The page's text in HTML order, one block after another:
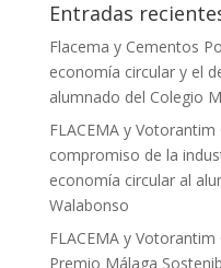
Entradas
Flacema y Cementos
economía circular y el
alumnado del Colegio
FLACEMA y
compromiso de la
economía circular al
Walabonso
FLACEMA y
Premio Málaga